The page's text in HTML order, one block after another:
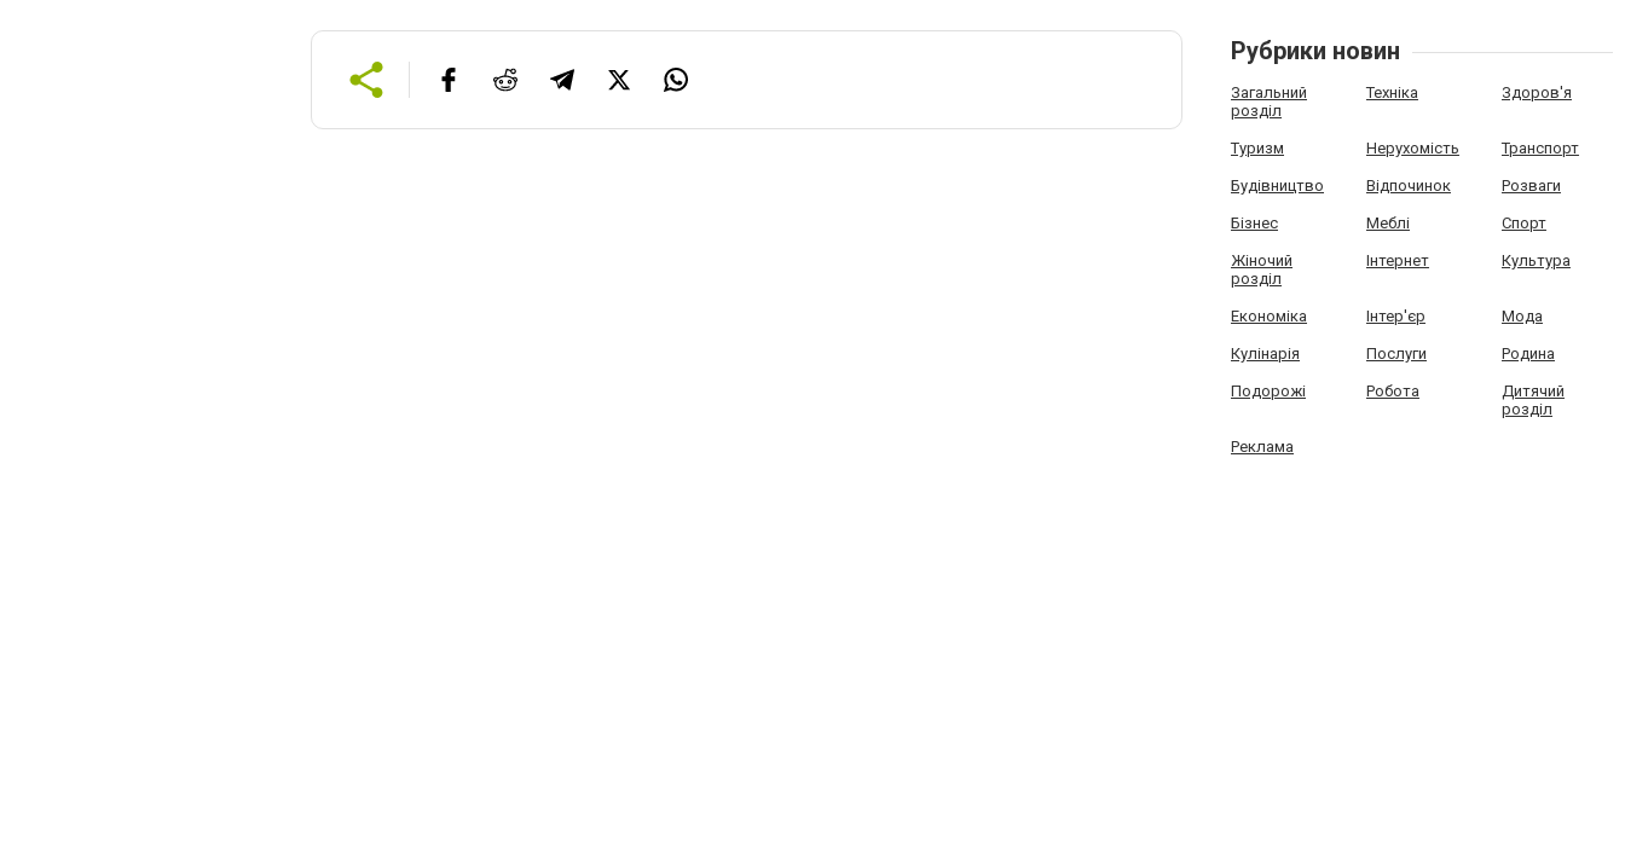
Рубрики новин
Загальний
розділ
Техніка Здоров'я
Туризм Нерухомість Транспорт
Будівництво Відпочинок Розваги
Бізнес Меблі Спорт
Жіночий
розділ
Інтернет Культура
Економіка Інтер'єр Мода
Кулінарія Послуги Родина
Подорожі Робота
Дитячий
розділ
Реклама